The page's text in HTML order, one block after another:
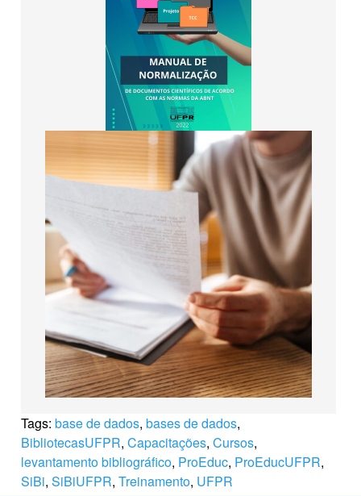
Tags: base de dados, bases de dados,
BibliotecasUFPR, Capacitações, Cursos,
levantamento bibliográfico, ProEduc, ProEducUFPR,
SiBi, SiBiUFPR, Treinamento, UFPR